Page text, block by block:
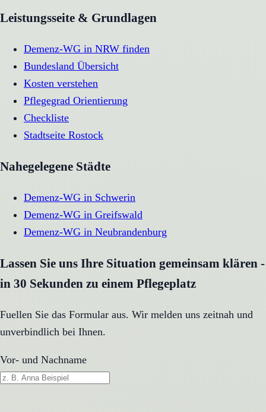
Leistungsseite & Grundlagen
Demenz-WG in NRW finden
Bundesland Übersicht
Kosten verstehen
Pflegegrad Orientierung
Checkliste
Stadtseite Rostock
Nahegelegene Städte
Demenz-WG in Schwerin
Demenz-WG in Greifswald
Demenz-WG in Neubrandenburg
Lassen Sie uns Ihre Situation gemeinsam klären -
in 30 Sekunden zu einem Pflegeplatz
Fuellen Sie das Formular aus. Wir melden uns zeitnah und
unverbindlich bei Ihnen.
Vor- und Nachname